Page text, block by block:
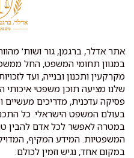
אתר אדלר, ברגמן, גור ושות'
במגוון תחומי המשפט, החל
מקרקעין ותכנון ובנייה, ועד
שלנו מציעה תוכן משפטי איכותי
פסיקה עדכנית, מדריכים
בעולם המשפט הישראלי. כל
במטרה לאפשר לכל אדם להבין טוב
המשפטיות. המידע המקיף,
במקום אחד, נגיש וזמין לכולם.